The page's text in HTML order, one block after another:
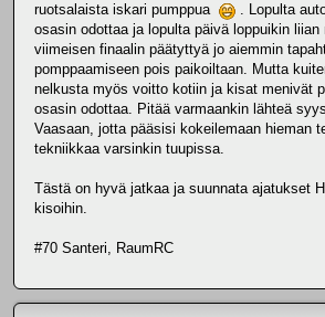
ruotsalaista iskari pumppua
. Lopulta
osasin odottaa ja lopulta päivä loppuikin liian
viimeisen finaalin päätyttyä jo aiemmin
pomppaamiseen pois paikoiltaan. Mutta
nelkusta myös voitto kotiin ja kisat menivät
osasin odottaa. Pitää varmaankin lähteä
Vaasaan, jotta pääsisi kokeilemaan hieman
tekniikkaa varsinkin tuupissa.
Tästä on hyvä jatkaa ja suunnata ajatukset
kisoihin.
#70 Santeri, RaumRC